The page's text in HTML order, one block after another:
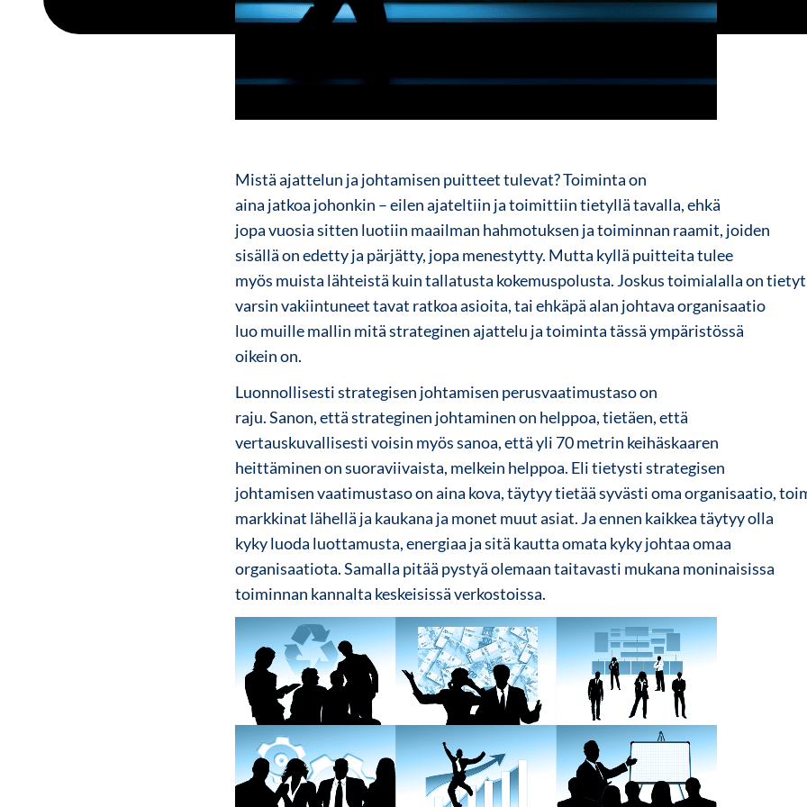
Mistä ajattelun ja johtamisen puitteet tulevat? Toiminta on
aina jatkoa johonkin – eilen ajateltiin ja toimittiin tietyllä tavalla, ehkä
jopa vuosia sitten luotiin maailman hahmotuksen ja toiminnan raamit, joiden
sisällä on edetty ja pärjätty, jopa menestytty. Mutta kyllä puitteita tulee
myös muista lähteistä kuin tallatusta kokemuspolusta. Joskus toimialalla on tietyt
varsin vakiintuneet tavat ratkoa asioita, tai ehkäpä alan johtava organisaatio
luo muille mallin mitä strateginen ajattelu ja toiminta tässä ympäristössä
oikein on.
Luonnollisesti strategisen johtamisen perusvaatimustaso on
raju. Sanon, että strateginen johtaminen on helppoa, tietäen, että
vertauskuvallisesti voisin myös sanoa, että yli 70 metrin keihäskaaren
heittäminen on suoraviivaista, melkein helppoa. Eli tietysti strategisen
johtamisen vaatimustaso on aina kova, täytyy tietää syvästi oma organisaatio,
markkinat lähellä ja kaukana ja monet muut asiat. Ja ennen kaikkea täytyy olla
kyky luoda luottamusta, energiaa ja sitä kautta omata kyky johtaa omaa
organisaatiota. Samalla pitää pystyä olemaan taitavasti mukana moninaisissa
toiminnan kannalta keskeisissä verkostoissa.